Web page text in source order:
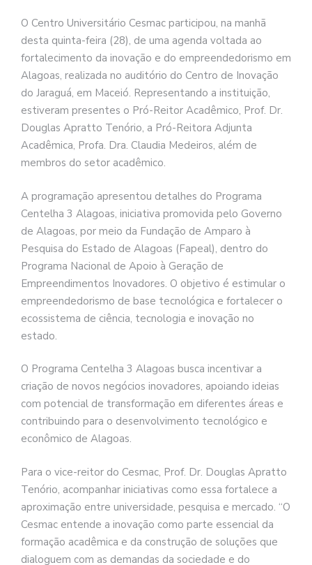
O Centro Universitário Cesmac participou, na manhã
desta quinta-feira (28), de uma agenda voltada ao
fortalecimento da inovação e do empreendedorismo em
Alagoas, realizada no auditório do Centro de Inovação
do Jaraguá, em Maceió. Representando a instituição,
estiveram presentes o Pró-Reitor Acadêmico, Prof. Dr.
Douglas Apratto Tenório, a Pró-Reitora Adjunta
Acadêmica, Profa. Dra. Claudia Medeiros, além de
membros do setor acadêmico.
A programação apresentou detalhes do Programa
Centelha 3 Alagoas, iniciativa promovida pelo Governo
de Alagoas, por meio da Fundação de Amparo à
Pesquisa do Estado de Alagoas (Fapeal), dentro do
Programa Nacional de Apoio à Geração de
Empreendimentos Inovadores. O objetivo é estimular o
empreendedorismo de base tecnológica e fortalecer o
ecossistema de ciência, tecnologia e inovação no
estado.
O Programa Centelha 3 Alagoas busca incentivar a
criação de novos negócios inovadores, apoiando ideias
com potencial de transformação em diferentes áreas e
contribuindo para o desenvolvimento tecnológico e
econômico de Alagoas.
Para o vice-reitor do Cesmac, Prof. Dr. Douglas Apratto
Tenório, acompanhar iniciativas como essa fortalece a
aproximação entre universidade, pesquisa e mercado. “O
Cesmac entende a inovação como parte essencial da
formação acadêmica e da construção de soluções que
dialoguem com as demandas da sociedade e do